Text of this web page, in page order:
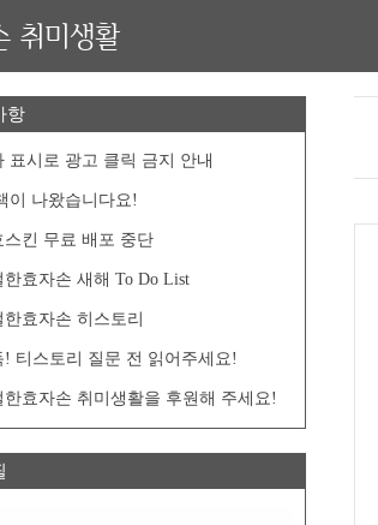
취미생활
항
표시로 광고 클릭 금지 안내
이 나왔습니다요!
스킨 무료 배포 중단
한효자손 새해 To Do List
한효자손 히스토리
! 티스토리 질문 전 읽어주세요!
한효자손 취미생활을 후원해 주세요!